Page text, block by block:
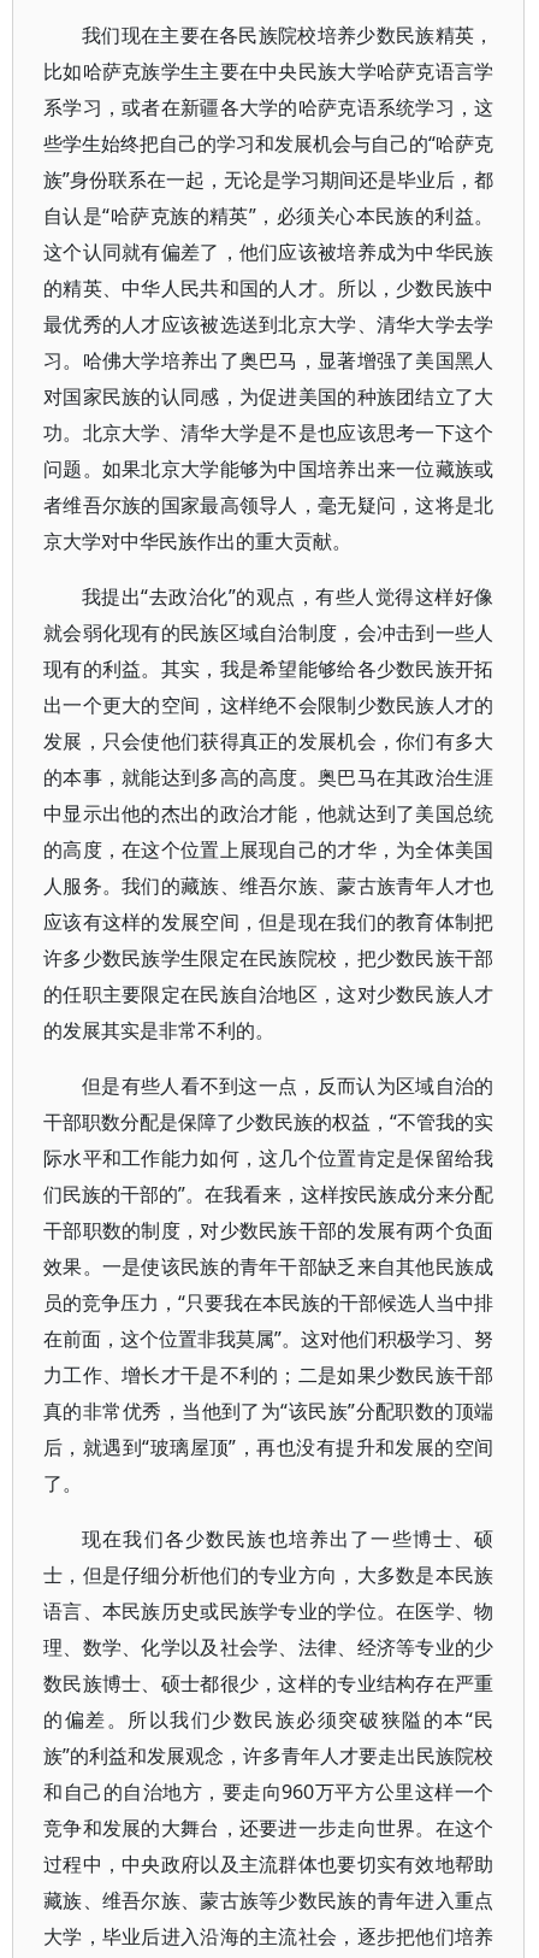
我们现在主要在各民族院校培养少数民族精英，
比如哈萨克族学生主要在中央民族大学哈萨克语言学
系学习，或者在新疆各大学的哈萨克语系统学习，这
些学生始终把自己的学习和发展机会与自己的“哈萨克
族”身份联系在一起，无论是学习期间还是毕业后，都
自认是“哈萨克族的精英”，必须关心本民族的利益。
这个认同就有偏差了，他们应该被培养成为中华民族
的精英、中华人民共和国的人才。所以，少数民族中
最优秀的人才应该被选送到北京大学、清华大学去学
习。哈佛大学培养出了奥巴马，显著增强了美国黑人
对国家民族的认同感，为促进美国的种族团结立了大
功。北京大学、清华大学是不是也应该思考一下这个
问题。如果北京大学能够为中国培养出来一位藏族或
者维吾尔族的国家最高领导人，毫无疑问，这将是北
京大学对中华民族作出的重大贡献。
我提出“去政治化”的观点，有些人觉得这样好像
就会弱化现有的民族区域自治制度，会冲击到一些人
现有的利益。其实，我是希望能够给各少数民族开拓
出一个更大的空间，这样绝不会限制少数民族人才的
发展，只会使他们获得真正的发展机会，你们有多大
的本事，就能达到多高的高度。奥巴马在其政治生涯
中显示出他的杰出的政治才能，他就达到了美国总统
的高度，在这个位置上展现自己的才华，为全体美国
人服务。我们的藏族、维吾尔族、蒙古族青年人才也
应该有这样的发展空间，但是现在我们的教育体制把
许多少数民族学生限定在民族院校，把少数民族干部
的任职主要限定在民族自治地区，这对少数民族人才
的发展其实是非常不利的。
但是有些人看不到这一点，反而认为区域自治的
干部职数分配是保障了少数民族的权益，“不管我的实
际水平和工作能力如何，这几个位置肯定是保留给我
们民族的干部的”。在我看来，这样按民族成分来分配
干部职数的制度，对少数民族干部的发展有两个负面
效果。一是使该民族的青年干部缺乏来自其他民族成
员的竞争压力，“只要我在本民族的干部候选人当中排
在前面，这个位置非我莫属”。这对他们积极学习、努
力工作、增长才干是不利的；二是如果少数民族干部
真的非常优秀，当他到了为“该民族”分配职数的顶端
后，就遇到“玻璃屋顶”，再也没有提升和发展的空间
了。
现在我们各少数民族也培养出了一些博士、硕
士，但是仔细分析他们的专业方向，大多数是本民族
语言、本民族历史或民族学专业的学位。在医学、物
理、数学、化学以及社会学、法律、经济等专业的少
数民族博士、硕士都很少，这样的专业结构存在严重
的偏差。所以我们少数民族必须突破狭隘的本“民
族”的利益和发展观念，许多青年人才要走出民族院校
和自己的自治地方，要走向960万平方公里这样一个
竞争和发展的大舞台，还要进一步走向世界。在这个
过程中，中央政府以及主流群体也要切实有效地帮助
藏族、维吾尔族、蒙古族等少数民族的青年进入重点
大学，毕业后进入沿海的主流社会，逐步把他们培养